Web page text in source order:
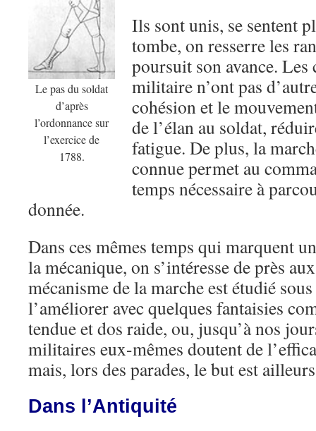
Le pas du soldat
d’après
l’ordonnance sur
l’exercice de
1788.
Ils sont unis, se sentent
tombe, on resserre les
poursuit son avance. Les
militaire n’ont pas
cohésion et le
de l’élan au soldat,
fatigue. De plus, la
connue permet au
temps nécessaire à
donnée.
Dans ces mêmes temps qui marquent
la mécanique, on s’intéresse de près
mécanisme de la marche est étudié
l’améliorer avec quelques fantaisies
tendue et dos raide, ou, jusqu’à nos
militaires eux-mêmes doutent de
mais, lors des parades, le but est
Dans l’Antiquité